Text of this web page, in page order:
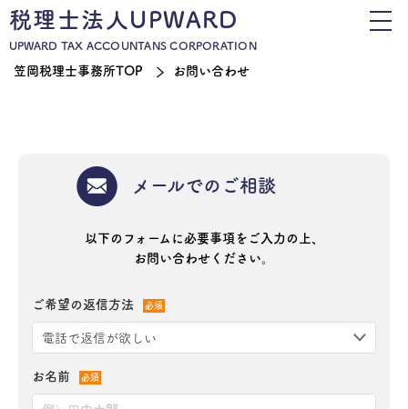
税理士法人UPWARD
UPWARD TAX ACCOUNTANS CORPORATION
笠岡税理士事務所TOP お問い合わせ
メールでのご相談
以下のフォームに必要事項をご入力の上、
お問い合わせください。
ご希望の返信方法 必須
お名前 必須